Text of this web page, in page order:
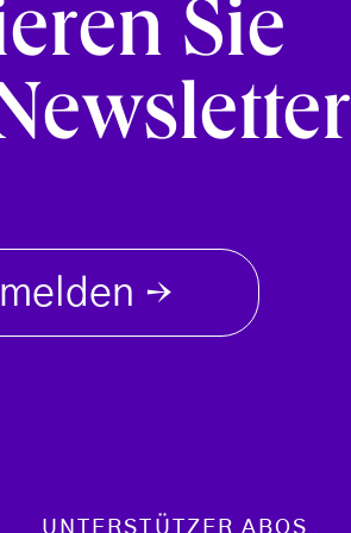
Sie
→
UNTERSTÜTZER ABOS